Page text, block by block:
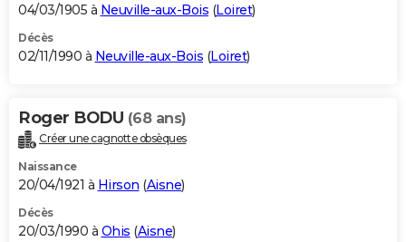
04/03/1905 à Neuville-aux-Bois (Loiret)
Décès
02/11/1990 à Neuville-aux-Bois (Loiret)
Roger BODU (68 ans)
Créer une cagnotte obsèques
Naissance
20/04/1921 à Hirson (Aisne)
Décès
20/03/1990 à Ohis (Aisne)